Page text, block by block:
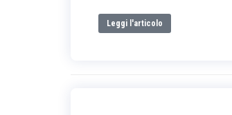
Leggi l'articolo